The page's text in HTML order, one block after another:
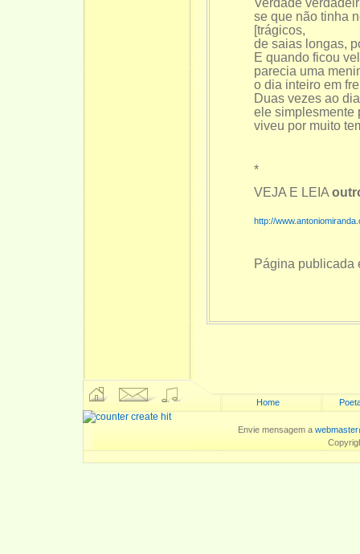
se que não tinha
[trágicos,
de saias longas,
E quando ficou
parecia uma
o dia inteiro em
Duas vezes ao
ele simplesmente
viveu por muito
*
VEJA E LEIA
http://
Página publicada
Home
Envie mensagem a